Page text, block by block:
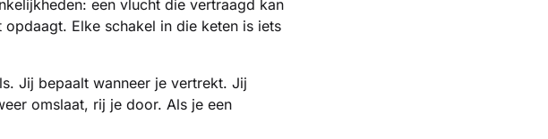
een vlucht die vertraagd kan
Elke schakel in die keten is iets
Jij bepaalt wanneer je vertrekt. Jij
omslaat, rij je door. Als je een